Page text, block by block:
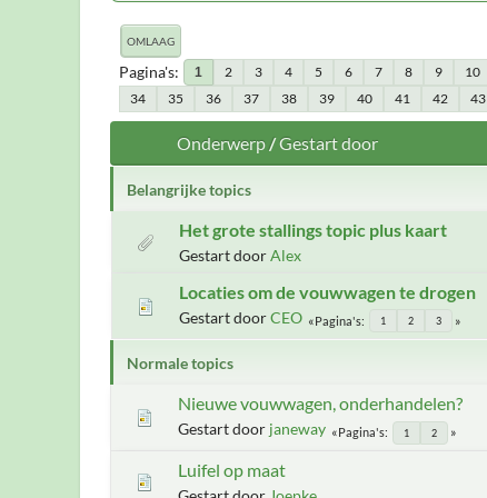
OMLAAG
Pagina's 1 2 3 4 5 6 7 8 9 10
34
35 36 37 38 39 40 41 42 43
Onderwerp/Gestart door
Belangrijke topics
Het grote stallings topic plus kaart
Gestart doorAlex
Locaties om de vouwwagen te drogen
Gestart doorCEO Pagina's 1 2 3
Normale topics
Nieuwe vouwwagen, onderhandelen?
Gestart door janeway Pagina's 1 2
Luifel op maat